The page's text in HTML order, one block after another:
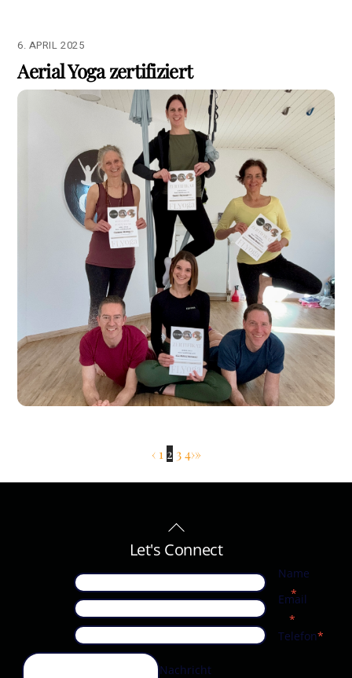
6. APRIL 2025
Aerial Yoga zertifiziert
‹ 1 2 3 4›»
Back
To
Let's Connect
Name
*
Email
*
Telefon*
Nachricht